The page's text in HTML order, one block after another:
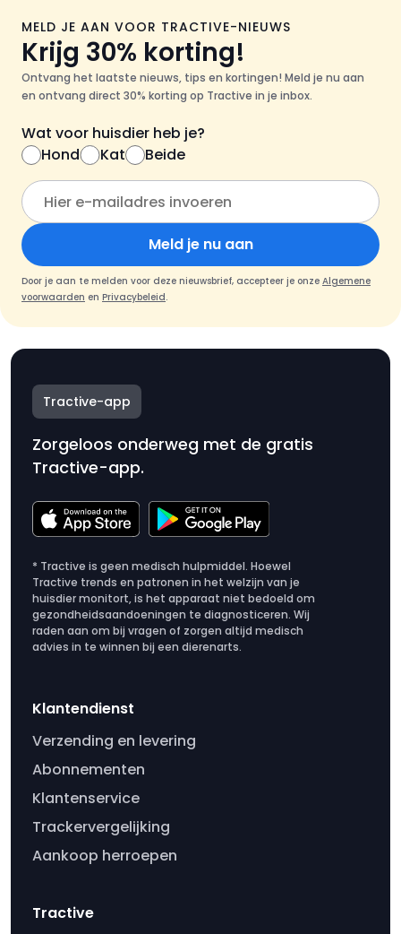
MELD JE AAN VOOR TRACTIVE-NIEUWS
Krijg 30% korting!
Ontvang het laatste nieuws, tips en kortingen! Meld je nu aan
en ontvang direct 30% korting op Tractive in je inbox.
Wat voor huisdier heb je?
Hond
Kat Beide
Meld je nu aan
Door je aan te melden voor deze nieuwsbrief, accepteer je onze Algemene
voorwaarden en Privacybeleid.
Tractive-app
Zorgeloos onderweg met de gratis
Tractive-app.
* Tractive is geen medisch hulpmiddel. Hoewel
Tractive trends en patronen in het welzijn van je
huisdier monitort, is het apparaat niet bedoeld om
gezondheidsaandoeningen te diagnosticeren. Wij
raden aan om bij vragen of zorgen altijd medisch
advies in te winnen bij een dierenarts.
Klantendienst
Verzending en levering
Abonnementen
Klantenservice
Trackervergelijking
Aankoop herroepen
Tractive